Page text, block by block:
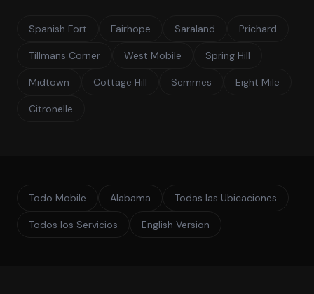
Spanish Fort Fairhope Saraland Prichard
Tillmans Corner West Mobile Spring Hill
Midtown Cottage Hill Semmes Eight Mile
Citronelle
Todo Mobile Alabama Todas las Ubicaciones
Todos los Servicios English Version